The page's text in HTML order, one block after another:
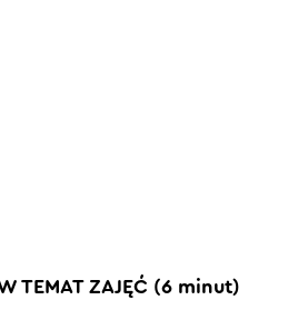
TEMAT ZAJĘĆ (6 minut)